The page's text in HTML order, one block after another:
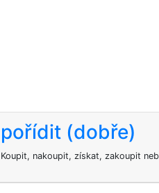
pořídit (dobře)
Koupit, nakoupit, získat, zakoupit